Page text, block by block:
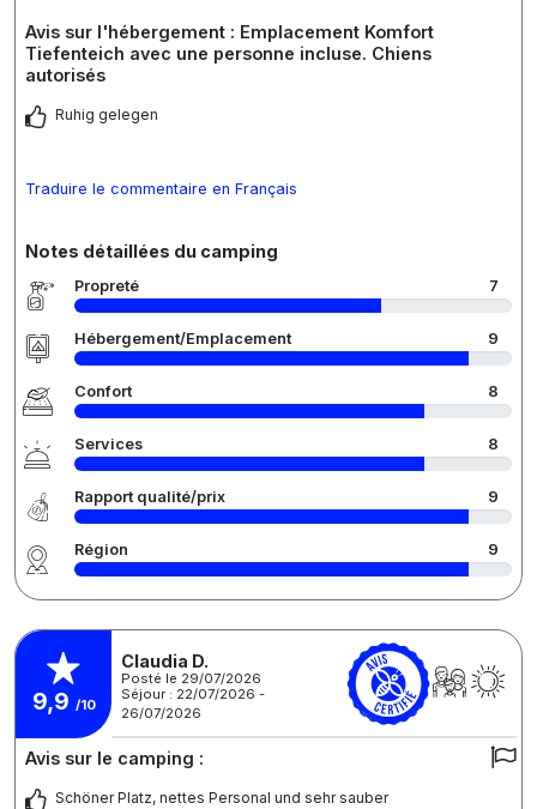
Avis sur l'hébergement : Emplacement Komfort
Tiefenteich avec une personne incluse. Chiens
autorisés
Ruhig gelegen
Traduire le commentaire en Français
Notes détaillées du camping
Propreté 7
Hébergement/Emplacement 9
Confort 8
Services 8
Rapport qualité/prix 9
Région 9
9,9 /10
Claudia D.
Posté le 29/07/2026
Séjour : 22/07/2026 -
26/07/2026
Avis sur le camping :
Schöner Platz, nettes Personal und sehr sauber